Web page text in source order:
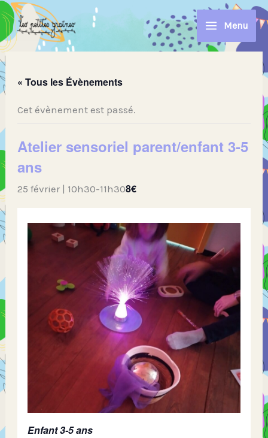
Aller
au
contenu
Menu
« Tous les Évènements
Cet évènement est passé.
Atelier sensoriel parent/enfant 3-5
ans
25 février | 10h30-11h308€
Enfant 3-5 ans